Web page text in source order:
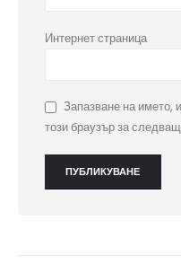
Интернет страница
Запазване на името,
този браузър за